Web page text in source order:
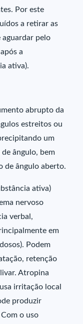
Por este
a retirar as
aguardar pelo
a
ativa).
abrupto da
estreitos ou
um
ângulo, bem
de ângulo aberto.
ativa)
nervoso
verbal,
em
Podem
retenção
Atropina
irritação local
produzir
o uso